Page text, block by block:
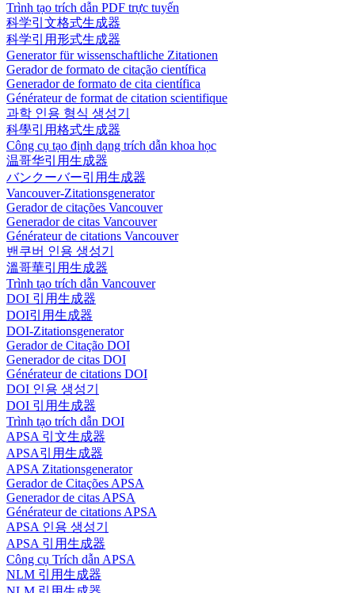
Trình tạo trích dẫn PDF trực tuyến
科学引文格式生成器
科学引用形式生成器
Generator für wissenschaftliche Zitationen
Gerador de formato de citação científica
Generador de formato de cita científica
Générateur de format de citation scientifique
과학 인용 형식 생성기
科學引用格式生成器
Công cụ tạo định dạng trích dẫn khoa học
温哥华引用生成器
バンクーバー引用生成器
Vancouver-Zitationsgenerator
Gerador de citações Vancouver
Generador de citas Vancouver
Générateur de citations Vancouver
밴쿠버 인용 생성기
溫哥華引用生成器
Trình tạo trích dẫn Vancouver
DOI 引用生成器
DOI引用生成器
DOI-Zitationsgenerator
Gerador de Citação DOI
Generador de citas DOI
Générateur de citations DOI
DOI 인용 생성기
DOI 引用生成器
Trình tạo trích dẫn DOI
APSA 引文生成器
APSA引用生成器
APSA Zitationsgenerator
Gerador de Citações APSA
Generador de citas APSA
Générateur de citations APSA
APSA 인용 생성기
APSA 引用生成器
Công cụ Trích dẫn APSA
NLM 引用生成器